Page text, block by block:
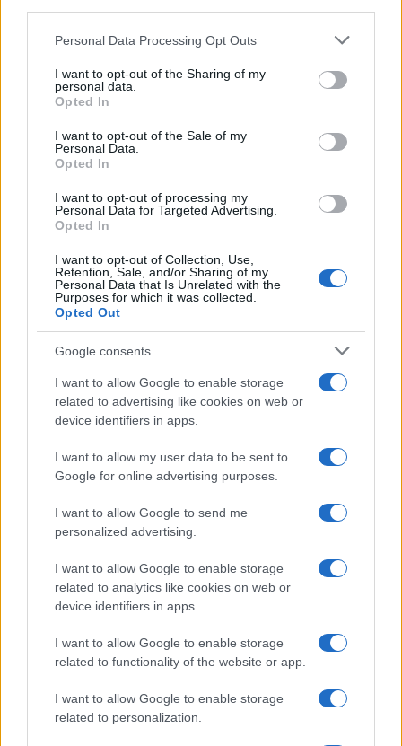
Please note that this website/app uses one or more Google
not limited to your visit or usage behaviour. You may click to
grant or deny consent to Google and its third-party tags to
use your data for below specified purposes in below Google
consent section.
Personal Data Processing Opt Outs
I want to opt-out of the Sharing of my
personal data.
Opted In
I want to opt-out of the Sale of my
Personal Data.
Opted In
I want to opt-out of processing my
Personal Data for Targeted Advertising.
Opted In
I want to opt-out of Collection, Use,
Retention, Sale, and/or Sharing of my
Personal Data that Is Unrelated with the
Purposes for which it was collected.
Opted Out
Google consents
I want to allow Google to enable storage
related to advertising like cookies on web or
device identifiers in apps.
I want to allow my user data to be sent to
Google for online advertising purposes.
I want to allow Google to send me
personalized advertising.
I want to allow Google to enable storage
related to analytics like cookies on web or
device identifiers in apps.
I want to allow Google to enable storage
related to functionality of the website or app.
I want to allow Google to enable storage
related to personalization.
Continua a leggere
paesaggistiche a Loiri Porto San Paolo
Francesca Galli · 6 Ago 2026
Novità fiscali 2026: Irpef, concordato preventivo e fringe